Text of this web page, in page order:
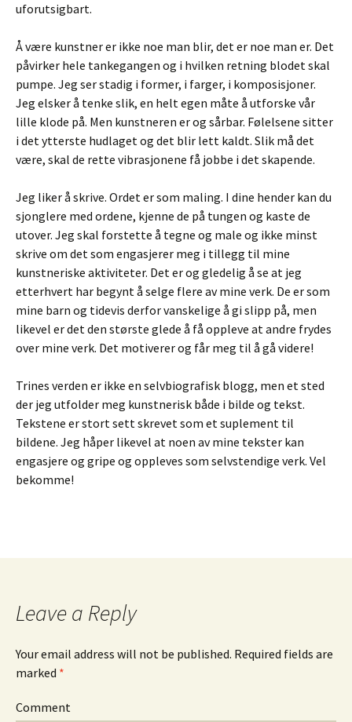
uforutsigbart.
Å være kunstner er ikke noe man blir, det er noe man er. Det
påvirker hele tankegangen og i hvilken retning blodet skal
pumpe. Jeg ser stadig i former, i farger, i komposisjoner.
Jeg elsker å tenke slik, en helt egen måte å utforske vår
lille klode på. Men kunstneren er og sårbar. Følelsene sitter
i det ytterste hudlaget og det blir lett kaldt. Slik må det
være, skal de rette vibrasjonene få jobbe i det skapende.
Jeg liker å skrive. Ordet er som maling. I dine hender kan du
sjonglere med ordene, kjenne de på tungen og kaste de
utover. Jeg skal forstette å tegne og male og ikke minst
skrive om det som engasjerer meg i tillegg til mine
kunstneriske aktiviteter. Det er og gledelig å se at jeg
etterhvert har begynt å selge flere av mine verk. De er som
mine barn og tidevis derfor vanskelige å gi slipp på, men
likevel er det den største glede å få oppleve at andre frydes
over mine verk. Det motiverer og får meg til å gå videre!
Trines verden er ikke en selvbiografisk blogg, men et sted
der jeg utfolder meg kunstnerisk både i bilde og tekst.
Tekstene er stort sett skrevet som et suplement til
bildene. Jeg håper likevel at noen av mine tekster kan
engasjere og gripe og oppleves som selvstendige verk. Vel
bekomme!
Leave a Reply
Your email address will not be published. Required fields are
marked *
Comment